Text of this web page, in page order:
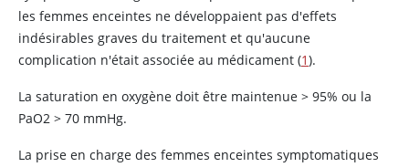
les femmes enceintes ne développaient pas d'effets
indésirables graves du traitement et qu'aucune
complication n'était associée au médicament (1).
La saturation en oxygène doit être maintenue > 95% ou la
PaO2 > 70 mmHg.
La prise en charge des femmes enceintes symptomatiques